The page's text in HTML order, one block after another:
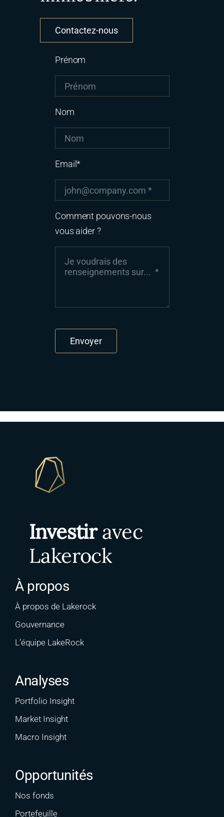
Contactez-nous
Prénom
Nom
Email*
Comment pouvons-nous
vous aider ?
Envoyer
Investiravec
Lakerock
À propos
À propos de Lakerock
Gouvernance
L’équipe LakeRock
Analyses
Portfolio Insight
Market Insight
Macro Insight
Opportunités
Nos fonds
Portefeuille